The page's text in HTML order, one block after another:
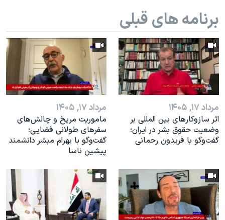
برنامه های قبلی
مرداد ۱۷, ۱۴۰۵
اثر ساز‌و‌کارهای بین المللی بر
وضعیت حقوق بشر در ایران؛
گفت‌وگو با فریدون رحمانی
مرداد ۱۷, ۱۴۰۵
ماموریت مریخ و چالش‌های
سفرهای طولانی فضایی؛
گفت‌وگو با بهرام مبشر دانشمند
پیشین ناسا